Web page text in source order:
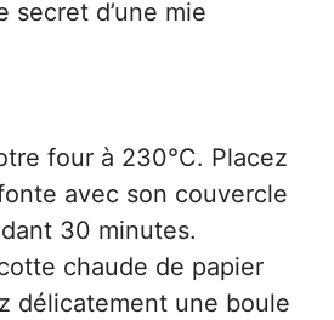
secret d’une mie
four à 230°C. Placez
avec son couvercle
30 minutes.
chaude de papier
délicatement une boule